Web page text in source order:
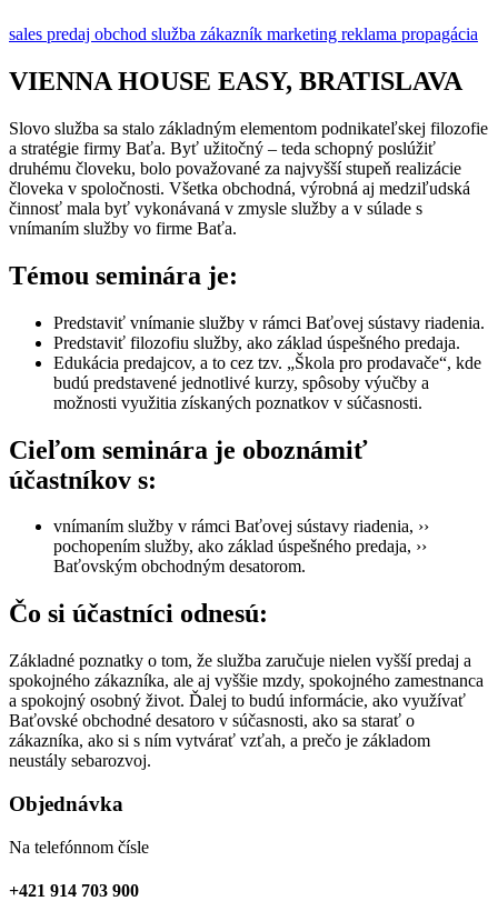
sales predaj obchod služba zákazník marketing reklama propagácia
VIENNA HOUSE EASY, BRATISLAVA
Slovo služba sa stalo základným elementom podnikateľskej filozofie
a stratégie firmy Baťa. Byť užitočný – teda schopný poslúžiť
druhému človeku, bolo považované za najvyšší stupeň realizácie
človeka v spoločnosti. Všetka obchodná, výrobná aj medziľudská
činnosť mala byť vykonávaná v zmysle služby a v súlade s
vnímaním služby vo firme Baťa.
Témou seminára je:
Predstaviť vnímanie služby v rámci Baťovej sústavy riadenia.
Predstaviť filozofiu služby, ako základ úspešného predaja.
Edukácia predajcov, a to cez tzv. „Škola pro prodavače“, kde
budú predstavené jednotlivé kurzy, spôsoby výučby a
možnosti využitia získaných poznatkov v súčasnosti.
Cieľom seminára je oboznámiť
účastníkov s:
vnímaním služby v rámci Baťovej sústavy riadenia, ››
pochopením služby, ako základ úspešného predaja, ››
Baťovským obchodným desatorom.
Čo si účastníci odnesú:
Základné poznatky o tom, že služba zaručuje nielen vyšší predaj a
spokojného zákazníka, ale aj vyššie mzdy, spokojného zamestnanca
a spokojný osobný život. Ďalej to budú informácie, ako využívať
Baťovské obchodné desatoro v súčasnosti, ako sa starať o
zákazníka, ako si s ním vytvárať vzťah, a prečo je základom
neustály sebarozvoj.
Objednávka
Na telefónnom čísle
+421 914 703 900